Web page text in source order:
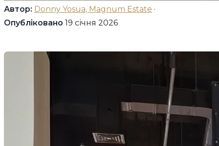
Автор: Donny Yosua, Magnum Estate ·
Опубліковано 19 січня 2026